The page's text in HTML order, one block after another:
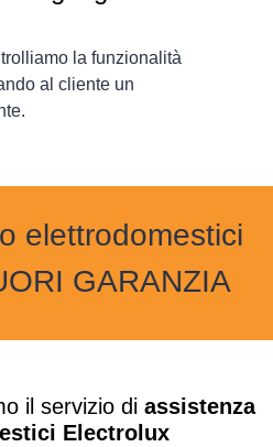
la funzionalità
al cliente un
elettrodomestici
GARANZIA
il servizio di assistenza
Electrolux